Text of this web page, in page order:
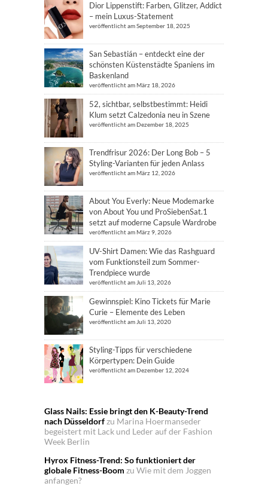
Dior Lippenstift: Farben, Glitzer, Addict
– mein Luxus-Statement
veröffentlicht am September 18, 2025
San Sebastián – entdeckt eine der
schönsten Küstenstädte Spaniens im
Baskenland
veröffentlicht am März 18, 2026
52, sichtbar, selbstbestimmt: Heidi
Klum setzt Calzedonia neu in Szene
veröffentlicht am Dezember 18, 2025
Trendfrisur 2026: Der Long Bob – 5
Styling-Varianten für jeden Anlass
veröffentlicht am März 12, 2026
About You Everly: Neue Modemarke
von About You und ProSiebenSat.1
setzt auf moderne Capsule Wardrobe
veröffentlicht am März 9, 2026
UV-Shirt Damen: Wie das Rashguard
vom Funktionsteil zum Sommer-
Trendpiece wurde
veröffentlicht am Juli 13, 2026
Gewinnspiel: Kino Tickets für Marie
Curie – Elemente des Leben
veröffentlicht am Juli 13, 2020
Styling-Tipps für verschiedene
Körpertypen: Dein Guide
veröffentlicht am Dezember 12, 2024
Glass Nails: Essie bringt den K-Beauty-Trend
nach Düsseldorfzu Marina Hoermanseder
begeistert mit Lack und Leder auf der Fashion
Week Berlin
Hyrox Fitness-Trend: So funktioniert der
globale Fitness-Boom zu Wie mit dem Joggen
anfangen?